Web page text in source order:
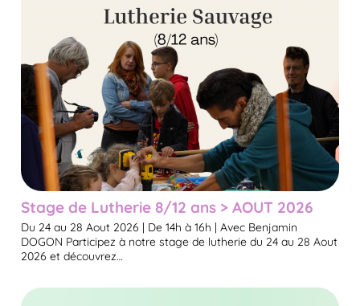
Stage de Lutherie 8/12 ans > AOUT 2026
Du 24 au 28 Aout 2026 | De 14h à 16h | Avec Benjamin
DOGON Participez à notre stage de lutherie du 24 au 28 Aout
2026 et découvrez…